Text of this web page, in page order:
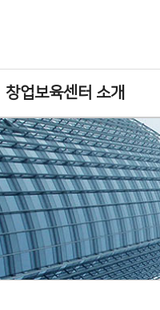
창업보육센터 소개